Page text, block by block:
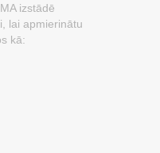
izstādē
lai apmierinātu
kā: